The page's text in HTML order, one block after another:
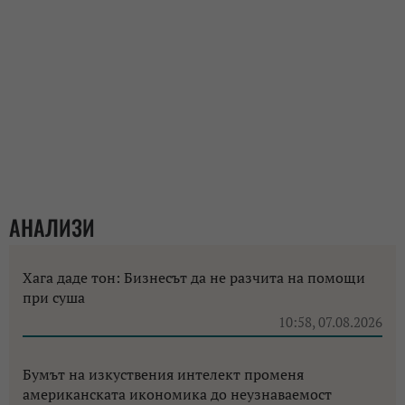
АНАЛИЗИ
Хага даде тон: Бизнесът да не разчита на помощи
при суша
10:58, 07.08.2026
Бумът на изкуствения интелект променя
американската икономика до неузнаваемост